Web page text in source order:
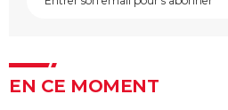
EN CE MOMENT